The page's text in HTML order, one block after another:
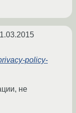
policy-
не